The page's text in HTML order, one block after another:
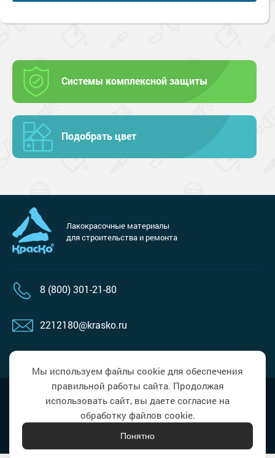
Системы комплексной защиты
Подобрать цвет
Лакокрасочные материалы
для строительства и ремонта
8 (800) 301-21-80
2212180@krasko.ru
Политика в области обработки
персональных данных
Мы используем файлы cookie для обеспечения
правильной работы сайта. Продолжая
использовать сайт, вы даете согласие на
обработку файлов cookie.
Понятно